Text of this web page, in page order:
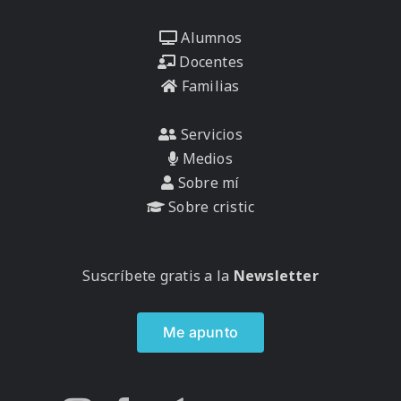
Alumnos
Docentes
Familias
Servicios
Medios
Sobre mí
Sobre cristic
Suscríbete gratis a la Newsletter
Me apunto